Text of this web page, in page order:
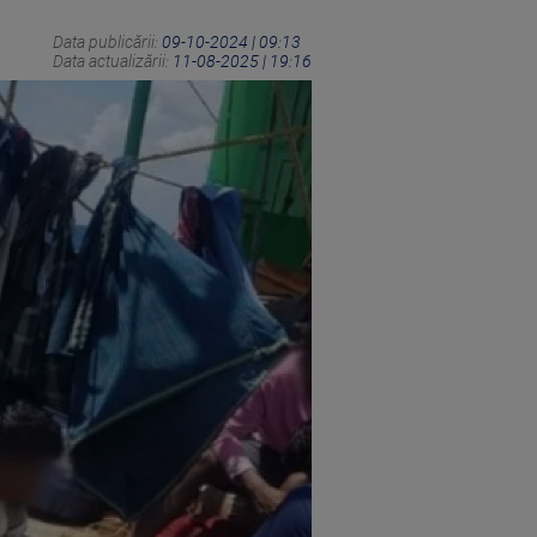
Data publicării: 09-10-2024 | 09:13
Data actualizării: 11-08-2025 | 19:16